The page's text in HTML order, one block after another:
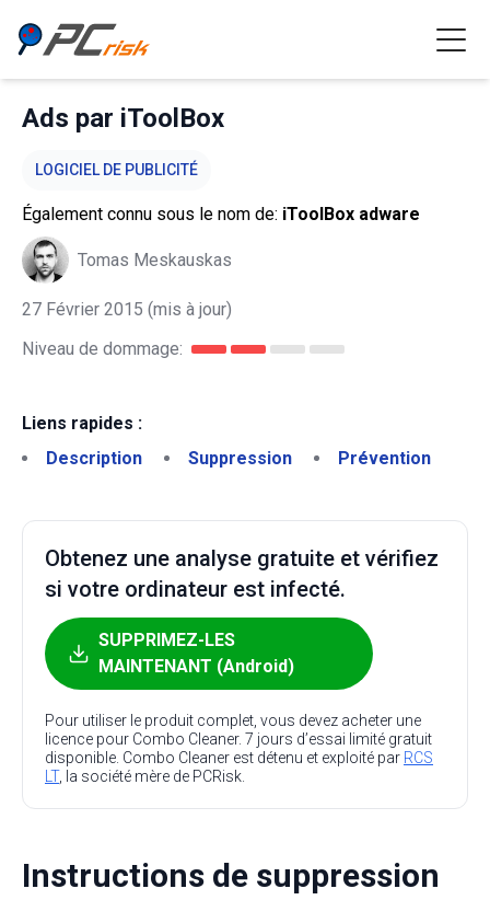
Ads par iToolBox
LOGICIEL DE PUBLICITÉ
Également connu sous le nom de: iToolBox adware
Tomas Meskauskas
27 Février 2015 (mis à jour)
Niveau de dommage:
Liens rapides :
Description
Suppression Prévention
Obtenez une analyse gratuite et vérifiez
si votre ordinateur est infecté.
SUPPRIMEZ-LES
MAINTENANT (Android)
Pour utiliser le produit complet, vous devez acheter une
licence pour Combo Cleaner. 7 jours d’essai limité gratuit
disponible. Combo Cleaner est détenu et exploité par RCS
LT, la société mère de PCRisk.
Instructions de suppression